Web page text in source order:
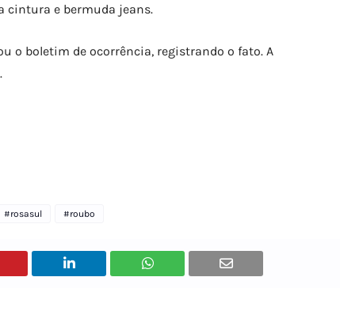
cintura e bermuda jeans.
o boletim de ocorrência, registrando o fato. A
#rosasul #roubo